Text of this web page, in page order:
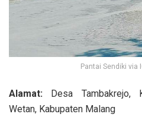
Pantai Sendiki via
Alamat: Desa Tambakrejo,
Wetan, Kabupaten Malang